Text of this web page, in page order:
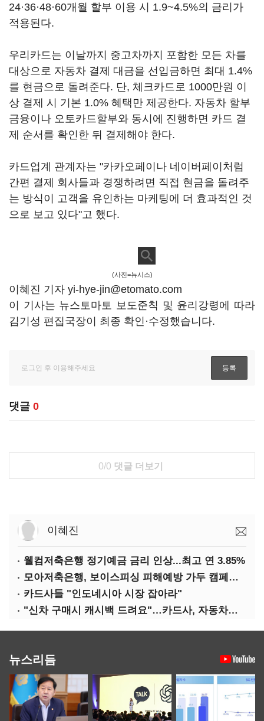
24·36·48·60개월 할부 이용 시 1.9~4.5%의 금리가
적용된다.
우리카드는 이날까지 중고차까지 포함한 모든 차를
대상으로 자동차 결제 대금을 선입금하면 최대 1.4%
를 현금으로 돌려준다. 단, 체크카드로 1000만원 이
상 결제 시 기본 1.0% 혜택만 제공한다. 자동차 할부
금융이나 오토카드할부와 동시에 진행하면 카드 결
제 순서를 확인한 뒤 결제해야 한다.
카드업계 관계자는 "카카오페이나 네이버페이처럼
간편 결제 회사들과 경쟁하려면 직접 현금을 돌려주
는 방식이 고객을 유인하는 마케팅에 더 효과적인 것
으로 보고 있다"고 했다.
(사진=뉴시스)
이혜진 기자 yi-hye-jin@etomato.com
이 기사는 뉴스토마토 보도준칙 및 윤리강령에 따라
김기성 편집국장이 최종 확인·수정했습니다.
댓글 0
0/0 댓글 더보기
이혜진
웰컴저축은행 정기예금 금리 인상...최고 연 3.85%
모아저축은행, 보이스피싱 피해예방 가두 캠페인 실시
카드사들 "인도네시아 시장 잡아라"
"신차 구매시 캐시백 드려요"…카드사, 자동차금융 마케팅
뉴스리듬